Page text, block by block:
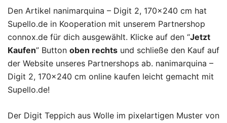
Den Artikel nanimarquina – Digit 2, 170×240 cm hat
Supello.de in Kooperation mit unserem Partnershop
connox.de für dich ausgewählt. Klicke auf den “Jetzt
Kaufen” Button oben rechts und schließe den Kauf auf
der Website unseres Partnershops ab. nanimarquina –
Digit 2, 170×240 cm online kaufen leicht gemacht mit
Supello.de!
Der Digit Teppich aus Wolle im pixelartigen Muster von